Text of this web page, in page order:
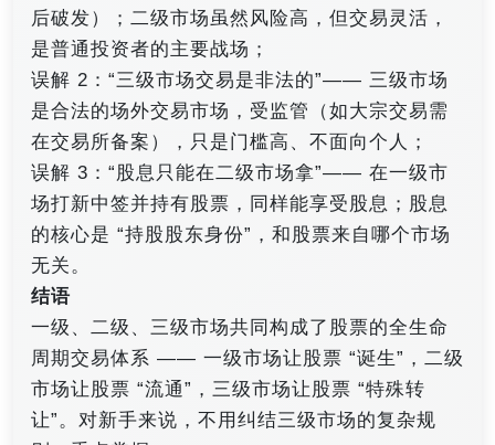
后破发）；二级市场虽然风险高，但交易灵活，
是普通投资者的主要战场；
误解 2：“三级市场交易是非法的”—— 三级市场
是合法的场外交易市场，受监管（如大宗交易需
在交易所备案），只是门槛高、不面向个人；
误解 3：“股息只能在二级市场拿”—— 在一级市
场打新中签并持有股票，同样能享受股息；股息
的核心是 “持股股东身份”，和股票来自哪个市场
无关。
结语
一级、二级、三级市场共同构成了股票的全生命
周期交易体系 —— 一级市场让股票 “诞生”，二级
市场让股票 “流通”，三级市场让股票 “特殊转
让”。对新手来说，不用纠结三级市场的复杂规